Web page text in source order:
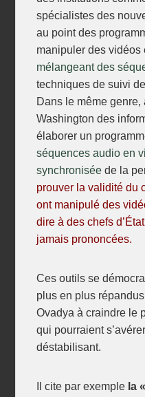
spécialistes des
au point des
manipuler des
mélangeant des
techniques de suivi
Dans le même genre,
Washington des
élaborer un
séquences audio en
synchronisée de la
prouver la validité du
ont manipulé des
dire à des chefs
jamais prononcées.
Ces outils se
plus en plus
Ovadya à craindre le
qui pourraient
déstabilisant.
Il cite par exemple la